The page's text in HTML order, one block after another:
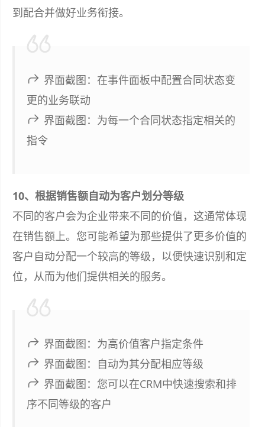
到配合并做好业务衔接。
界面截图：在事件面板中配置合同状态变
更的业务联动
界面截图：为每一个合同状态指定相关的
指令
10、根据销售额自动为客户划分等级
不同的客户会为企业带来不同的价值，这通常体现
在销售额上。您可能希望为那些提供了更多价值的
客户自动分配一个较高的等级，以便快速识别和定
位，从而为他们提供相关的服务。
界面截图：为高价值客户指定条件
界面截图：自动为其分配相应等级
界面截图：您可以在CRM中快速搜索和排
序不同等级的客户